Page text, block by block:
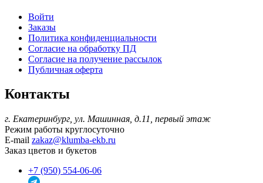
Войти
Заказы
Политика конфиденциальности
Согласие на обработку ПД
Согласие на получение рассылок
Публичная оферта
Контакты
г. Екатеринбург, ул. Машинная, д.11, первый этаж
Режим работы круглосуточно
E-mail zakaz@klumba-ekb.ru
Заказ цветов и букетов
+7 (950) 554-06-06